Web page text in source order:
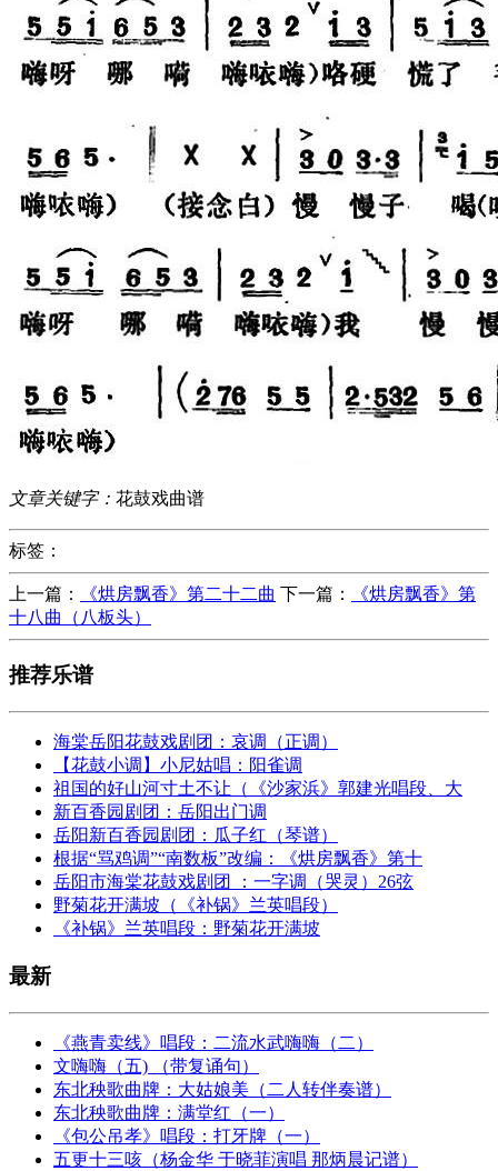
文章关键字： 花鼓戏曲谱
标签：
上一篇： 《烘房飘香》第二十二曲 下一篇：
《烘房飘香》第
十八曲（八板头）
推荐乐谱
海棠岳阳花鼓戏剧团：哀调（正调）
【花鼓小调】小尼姑唱：阳雀调
祖国的好山河寸土不让（《沙家浜》郭建光唱段、大
新百香园剧团：岳阳出门调
岳阳新百香园剧团：瓜子红（琴谱）
根据“骂鸡调”“南数板”改编：《烘房飘香》第十
岳阳市海棠花鼓戏剧团 ：一字调（哭灵）26弦
野菊花开满坡（《补锅》兰英唱段）
《补锅》兰英唱段：野菊花开满坡
最新
《燕青卖线》唱段：二流水武嗨嗨（二）
文嗨嗨（五) （带复诵句）
东北秧歌曲牌：大姑娘美（二人转伴奏谱）
东北秧歌曲牌：满堂红（一）
《包公吊孝》唱段：打牙牌（一）
五更十三咳（杨金华 于晓菲演唱 那炳晨记谱）